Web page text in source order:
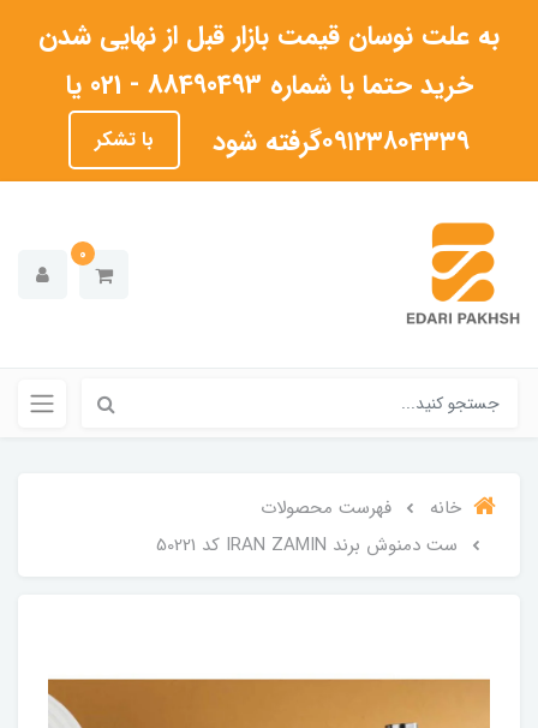
به علت نوسان قیمت بازار قبل از نهایی شدن
خرید حتما با شماره 88490493 - 021 یا
۰۹۱۲۳۸۰۴۳۳۹گرفته شود
با تشکر
0
خانه
فهرست محصولات
ست دمنوش برند IRAN ZAMIN کد 50221